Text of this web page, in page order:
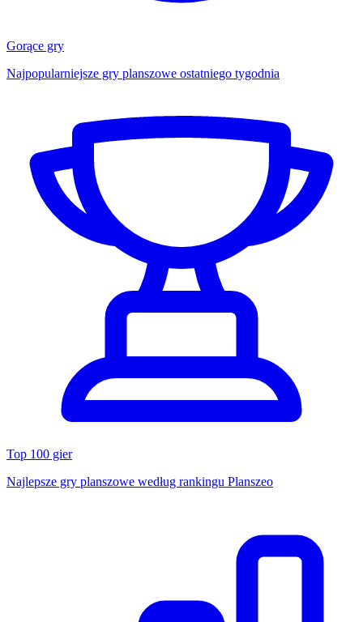
Gorące gry
Najpopularniejsze gry planszowe ostatniego tygodnia
Top 100 gier
Najlepsze gry planszowe według rankingu Planszeo